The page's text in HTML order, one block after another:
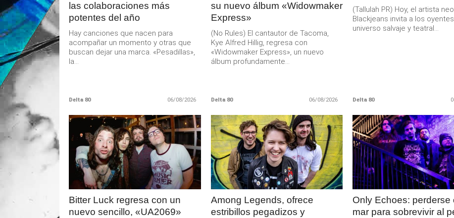
las colaboraciones más
potentes del año
Hay canciones que nacen para
acompañar un momento y otras que
buscan dejar una marca. «Pesadillas»,
la...
Delta 80 06/08/2026
su nuevo álbum «Widowmaker
Express»
(No Rules) El cantautor de Tacoma,
Kye Alfred Hillig, regresa con
«Widowmaker Express», un nuevo
álbum profundamente...
Delta 80 06/08/2026
(Tallulah PR) Hoy, el artista
Blackjeans invita a los
universo salvaje y teatral...
Delta 80
LEER
MAS
Bitter Luck regresa con un
nuevo sencillo, «UA2069»
LEER
MAS
Among Legends, ofrece
estribillos pegadizos y
LEER
MAS
Only Echoes: perderse
mar para sobrevivir al